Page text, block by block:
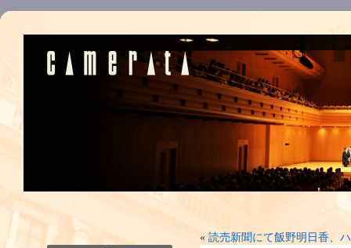
« 読売新聞にて飯野明日香、